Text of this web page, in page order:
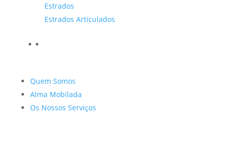
Estrados
Estrados Articulados
Quem Somos
Alma Mobilada
Os Nossos Serviços